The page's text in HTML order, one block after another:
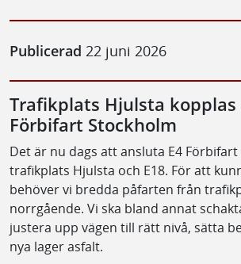
Publicerad 22 juni 2026
Trafikplats Hjulsta kopplas
Förbifart Stockholm
Det är nu dags att ansluta E4
trafikplats Hjulsta och E18. För att
behöver vi bredda påfarten från
norrgående. Vi ska bland annat
justera upp vägen till rätt nivå, sätta
nya lager asfalt.